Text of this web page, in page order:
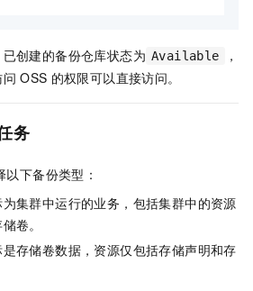
创建的备份仓库状态为 Available
，
OSS 的权限可以直接访问。
务
下备份类型：
集群中运行的业务，包括集群中的资源
卷。
是存储卷数据，资源仅包括存储声明和存